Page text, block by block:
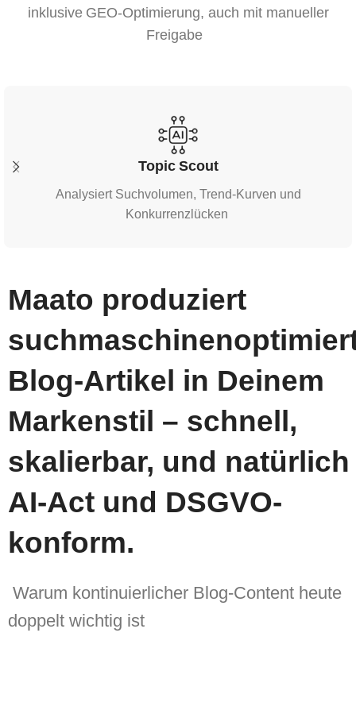
inklusive GEO-Optimierung, auch mit manueller
Freigabe
Outline Engine
Erstellt strukturiertes Gliederungs-Gerüst inkl. H
& FAQ
Maato produziert
Blog-Artikel in Deinem
Markenstil – schnell,
skalierbar, und natürlich
AI-Act und DSGVO-
konform.
Warum kontinuierlicher Blog-Content heute
doppelt wichtig ist